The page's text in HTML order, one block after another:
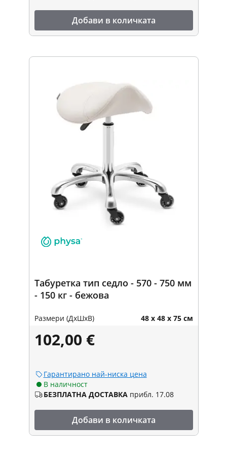
Добави в количката
Табуретка тип седло - 570 - 750 мм
- 150 кг - бежова
Размери (ДxШxВ) 48 x 48 x 75 см
102,00 €
Гарантирано най-ниска цена
В наличност
БЕЗПЛАТНА ДОСТАВКА прибл. 17.08
Добави в количката